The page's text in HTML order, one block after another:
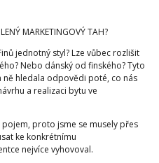
MARKETINGOVÝ TAH?
jednotný styl? Lze vůbec rozlišit
Nebo dánský od finského? Tyto
ně hledala odpovědi poté, co nás
a realizaci bytu ve
pojem, proto jsme se musely přes
ke konkrétnímu
nejvíce vyhovoval.